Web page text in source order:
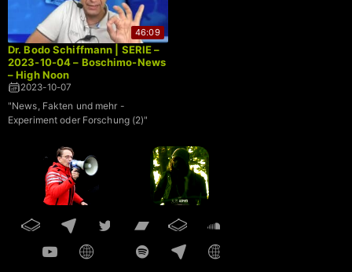
46:09
Dr. Bodo Schiffmann | SERIE –
2023-10-04 – Boschimo-News
– High Noon
2023-10-07
"News, Fakten und mehr -
Experiment oder Forschung (2)"